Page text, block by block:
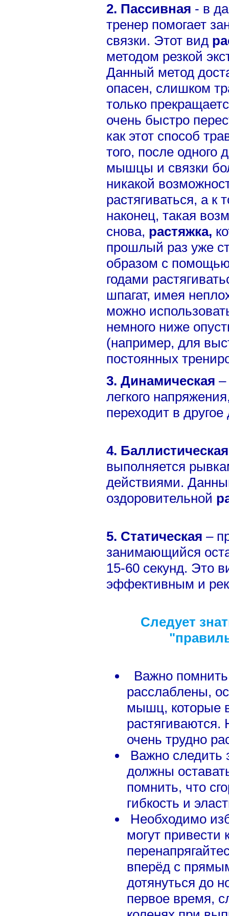
2. Пассивная - в
тренер помогает
связки. Этот вид
методом резкой
Данный метод
опасен, слишком
только
очень быстро
как этот способ
того, после одного
мышцы и связки
никакой
растягиваться, а к
наконец, такая
снова, растяжка,
прошлый раз уже
образом с
годами
шпагат, имея
можно
немного ниже
(например, для
постоянных
3. Динамическая –
легкого
переходит в
4.
выполняется
действиями.
оздоровительной
5. Статическая –
занимающийся
15-60 секунд. Это
эффективным и
Следует
Важно
расслаблены,
мышц, которые
очень трудно
Важно следить
должны
помнить, что
гибкость и
Необходимо
могут
вперёд с
дотянуться до
первое время,